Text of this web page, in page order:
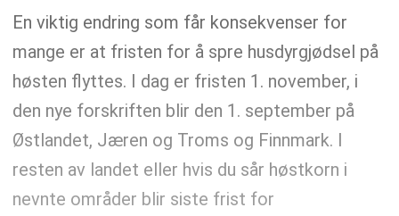
En viktig endring som får konsekvenser for
mange er at fristen for å spre husdyrgjødsel på
høsten flyttes. I dag er fristen 1. november, i
den nye forskriften blir den 1. september på
Østlandet, Jæren og Troms og Finnmark. I
resten av landet eller hvis du sår høstkorn i
nevnte områder blir siste frist for